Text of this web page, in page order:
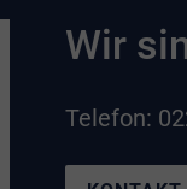
Wir
Telefon: